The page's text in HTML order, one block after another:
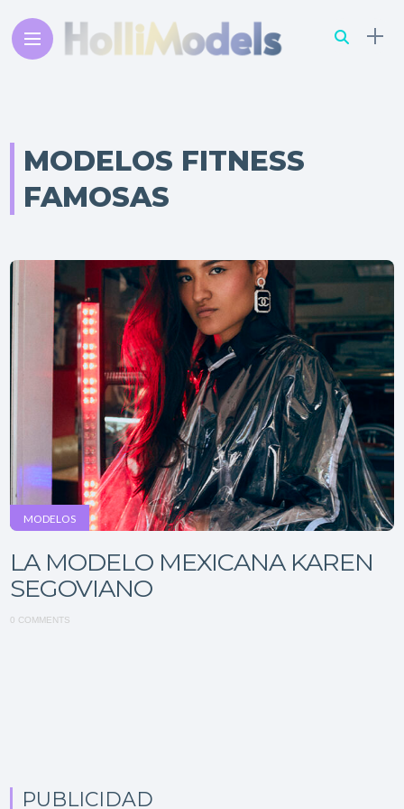
MODELOS FITNESS
FAMOSAS
MODELOS
LA MODELO MEXICANA KAREN
SEGOVIANO
0 COMMENTS
PUBLICIDAD